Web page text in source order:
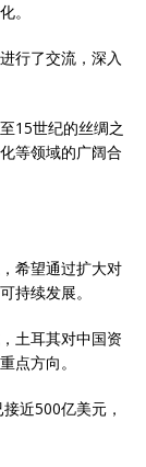
。
行了交流，深入
15世纪的丝绸之
等领域的广阔合
希望通过扩大对
持续发展。
土耳其对中国资
点方向。
近500亿美元，